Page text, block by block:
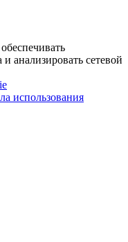
анализировать сетевой
использования